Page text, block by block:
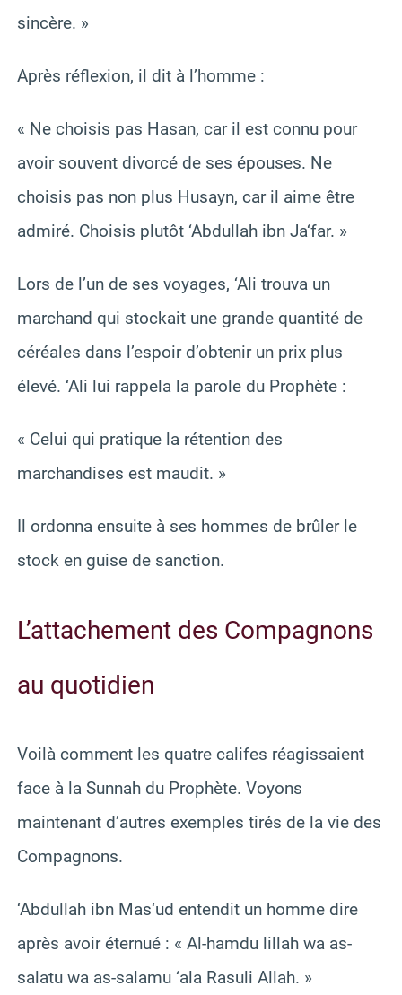
sincère. »
Après réflexion, il dit à l’homme :
« Ne choisis pas Hasan, car il est connu pour
avoir souvent divorcé de ses épouses. Ne
choisis pas non plus Husayn, car il aime être
admiré. Choisis plutôt ‘Abdullah ibn Ja‘far. »
Lors de l’un de ses voyages, ‘Ali trouva un
marchand qui stockait une grande quantité de
céréales dans l’espoir d’obtenir un prix plus
élevé. ‘Ali lui rappela la parole du Prophète :
« Celui qui pratique la rétention des
marchandises est maudit. »
Il ordonna ensuite à ses hommes de brûler le
stock en guise de sanction.
L’attachement des Compagnons
au quotidien
Voilà comment les quatre califes réagissaient
face à la Sunnah du Prophète. Voyons
maintenant d’autres exemples tirés de la vie des
Compagnons.
‘Abdullah ibn Mas‘ud entendit un homme dire
après avoir éternué : « Al-hamdu lillah wa as-
salatu wa as-salamu ‘ala Rasuli Allah. »